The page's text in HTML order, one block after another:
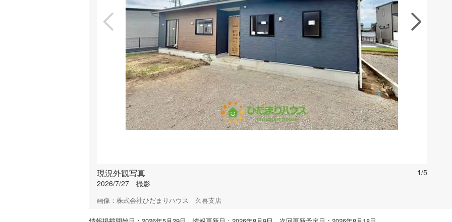
室内･現地を見学する 無料
特徴の似た物件を見る
お気に入りに追加する
1/5
現況外観写真
2026/7/27 撮影
画像：株式会社ひだまりハウス 久喜支店